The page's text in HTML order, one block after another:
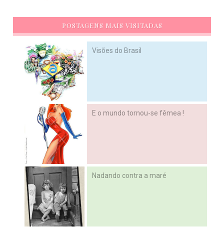
POSTAGENS MAIS VISITADAS
Visões do Brasil
E o mundo tornou-se fêmea !
Nadando contra a maré